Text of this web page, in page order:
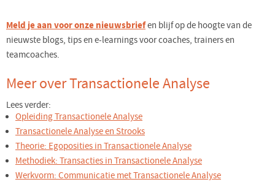
Meld je aan voor onze nieuwsbriefen blijf op de hoogte van de
nieuwste blogs, tips en e-learnings voor coaches, trainers en
teamcoaches.
Meer over Transactionele Analyse
Lees verder:
Opleiding Transactionele Analyse
Transactionele Analyse en Strooks
Theorie: Egoposities in Transactionele Analyse
Methodiek: Transacties in Transactionele Analyse
Werkvorm: Communicatie met Transactionele Analyse